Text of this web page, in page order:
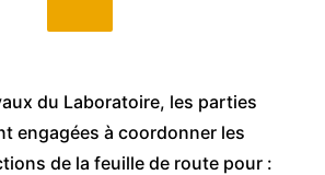
du Laboratoire, les parties
engagées à coordonner les
de la feuille de route pour :